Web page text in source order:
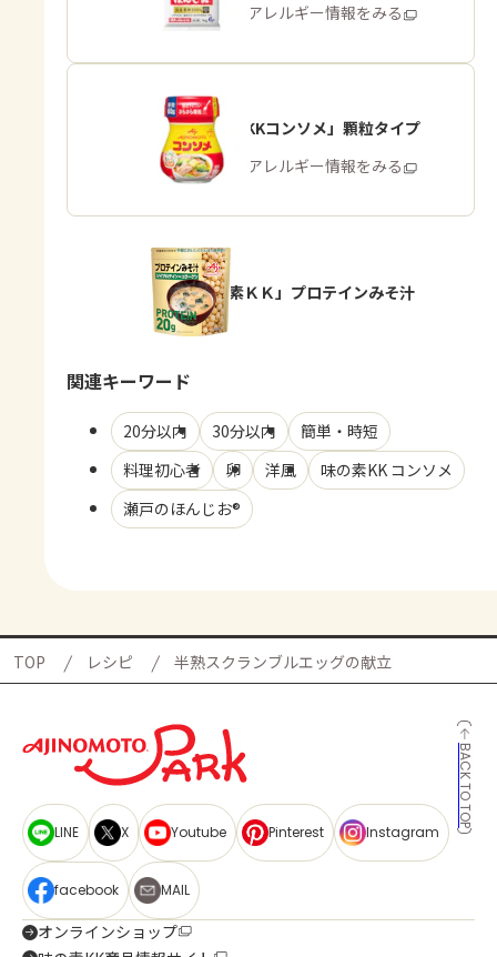
商品・アレルギー情報をみる
「味の素KKコンソメ」顆粒タイプ
商品・アレルギー情報をみる
「味の素ＫＫ」プロテインみそ汁
関連キーワード
20分以内 30分以内
簡単・時短
料理初心者
卵 洋風
味の素KK コンソメ
瀬戸のほんじお®
TOP レシピ 半熟スクランブルエッグの献立
BACK TO TOP
LINE X Youtube Pinterest Instagram
facebook MAIL
オンラインショップ